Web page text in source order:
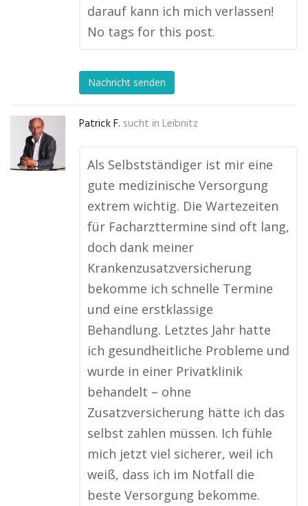
darauf kann ich mich verlassen!
No tags for this post.
Nachricht senden
Patrick F. sucht in Leibnitz
Als Selbstständiger ist mir eine
gute medizinische Versorgung
extrem wichtig. Die Wartezeiten
für Facharzttermine sind oft lang,
doch dank meiner
Krankenzusatzversicherung
bekomme ich schnelle Termine
und eine erstklassige
Behandlung. Letztes Jahr hatte
ich gesundheitliche Probleme und
wurde in einer Privatklinik
behandelt – ohne
Zusatzversicherung hätte ich das
selbst zahlen müssen. Ich fühle
mich jetzt viel sicherer, weil ich
weiß, dass ich im Notfall die
beste Versorgung bekomme.